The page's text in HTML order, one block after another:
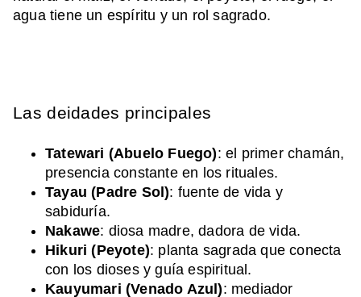
agua tiene un espíritu y un rol sagrado.
Las deidades principales
Tatewari (Abuelo Fuego): el primer chamán,
presencia constante en los rituales.
Tayau (Padre Sol): fuente de vida y
sabiduría.
Nakawe: diosa madre, dadora de vida.
Hikuri (Peyote): planta sagrada que conecta
con los dioses y guía espiritual.
Kauyumari (Venado Azul): mediador